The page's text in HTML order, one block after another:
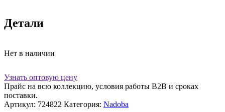
Детали
Нет в наличии
Узнать оптовую цену
Прайс на всю коллекцию, условия работы В2В и сроках
поставки.
Артикул: 724822 Категория: Nadoba